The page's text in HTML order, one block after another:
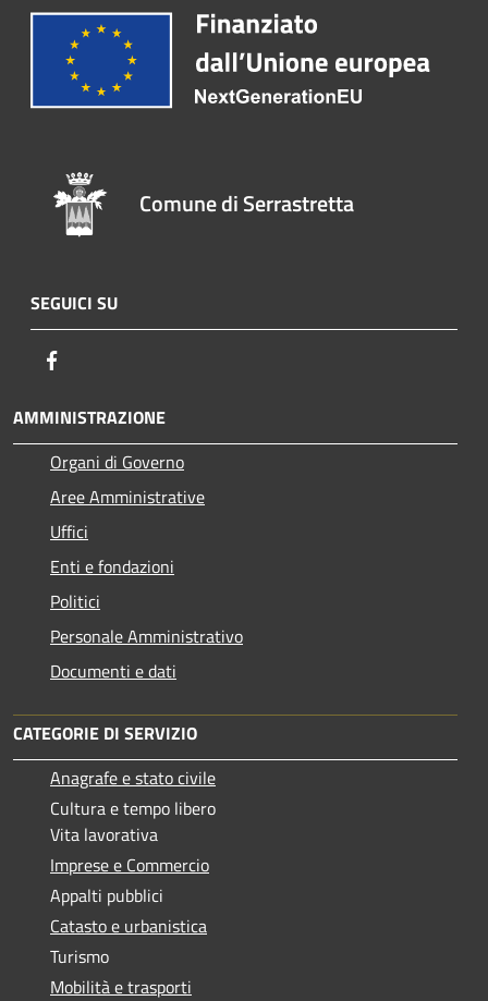
Comune di Serrastretta
SEGUICI SU
AMMINISTRAZIONE
Organi di Governo
Aree Amministrative
Uffici
Enti e fondazioni
Politici
Personale Amministrativo
Documenti e dati
CATEGORIE DI SERVIZIO
Anagrafe e stato civile
Cultura e tempo libero
Vita lavorativa
Imprese e Commercio
Appalti pubblici
Catasto e urbanistica
Turismo
Mobilità e trasporti